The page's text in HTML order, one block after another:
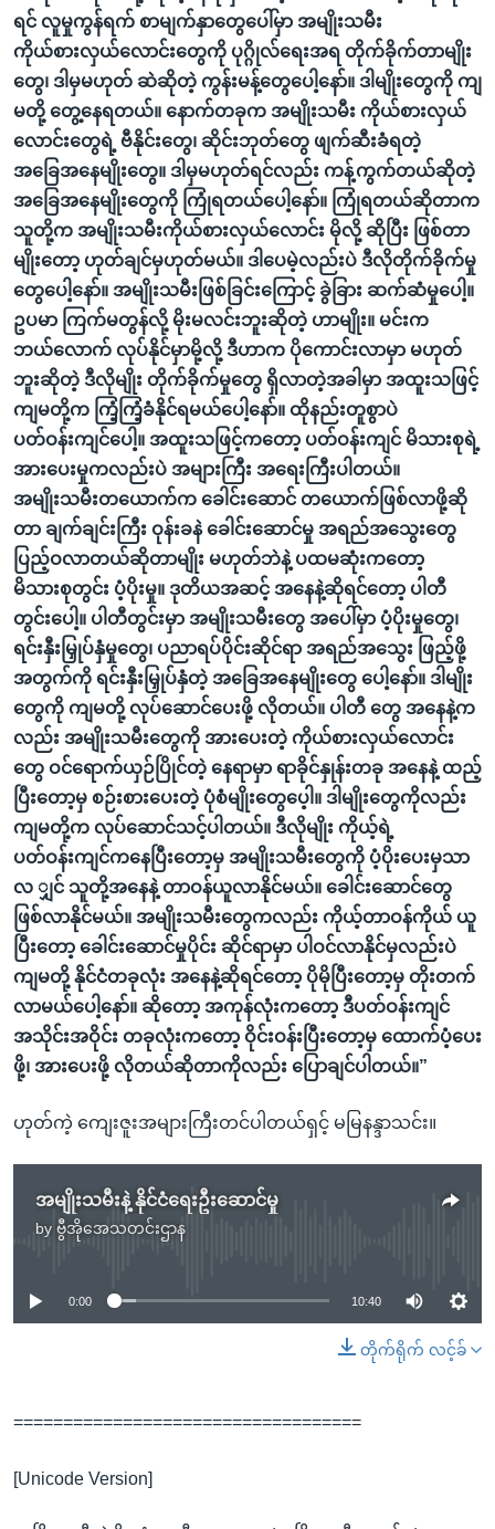
ရင် လူမှုကွန်ရက် စာမျက်နှာတွေပေါ်မှာ အမျိုးသမီး
ကိုယ်စားလှယ်လောင်းတွေကို ပုဂ္ဂိုလ်ရေးအရ တိုက်ခိုက်တာမျိုး
တွေ၊ ဒါမှမဟုတ် ဆဲဆိုတဲ့ ကွန်းမန့်တွေပေါ့နော်။ ဒါမျိုးတွေကို ကျ
မတို့ တွေ့နေရတယ်။ နောက်တခုက အမျိုးသမီး ကိုယ်စားလှယ်
လောင်းတွေရဲ့ ဗီနိုင်းတွေ၊ ဆိုင်းဘုတ်တွေ ဖျက်ဆီးခံရတဲ့
အခြေအနေမျိုးတွေ။ ဒါမှမဟုတ်ရင်လည်း ကန့်ကွက်တယ်ဆိုတဲ့
အခြေအနေမျိုးတွေကို ကြုံရတယ်ပေါ့နော်။ ကြုံရတယ်ဆိုတာက
သူတို့က အမျိုးသမီးကိုယ်စားလှယ်လောင်း မိုလို့ ဆိုပြီး ဖြစ်တာ
မျိုးတော့ ဟုတ်ချင်မှဟုတ်မယ်။ ဒါပေမဲ့လည်းပဲ ဒီလိုတိုက်ခိုက်မှု
တွေပေါ့နော်။ အမျိုးသမီးဖြစ်ခြင်းကြောင့် ခွဲခြား ဆက်ဆံမှုပေါ့။
ဥပမာ ကြက်မတွန်လို့ မိုးမလင်းဘူးဆိုတဲ့ ဟာမျိုး။ မင်းက
ဘယ်လောက် လုပ်နိုင်မှာမို့လို့ ဒီဟာက ပိုကောင်းလာမှာ မဟုတ်
ဘူးဆိုတဲ့ ဒီလိုမျိုး တိုက်ခိုက်မှုတွေ ရှိလာတဲ့အခါမှာ အထူးသဖြင့်
ကျမတို့က ကြံ့ကြံ့ခံနိုင်ရမယ်ပေါ့နော်။ ထိုနည်းတူစွာပဲ
ပတ်ဝန်းကျင်ပေါ့။ အထူးသဖြင့်ကတော့ ပတ်ဝန်းကျင် မိသားစုရဲ့
အားပေးမှုကလည်းပဲ အများကြီး အရေးကြီးပါတယ်။
အမျိုးသမီးတယောက်က ခေါင်းဆောင် တယောက်ဖြစ်လာဖို့ဆို
တာ ချက်ချင်းကြီး ဝုန်းခနဲ ခေါင်းဆောင်မှု အရည်အသွေးတွေ
ပြည့်ဝလာတယ်ဆိုတာမျိုး မဟုတ်ဘဲနဲ့ ပထမဆုံးကတော့
မိသားစုတွင်း ပံ့ပိုးမှု။ ဒုတိယအဆင့် အနေနဲ့ဆိုရင်တော့ ပါတီ
တွင်းပေါ့။ ပါတီတွင်းမှာ အမျိုးသမီးတွေ အပေါ်မှာ ပံ့ပိုးမှုတွေ၊
ရင်းနှီးမြှုပ်နှံမှုတွေ၊ ပညာရပ်ပိုင်းဆိုင်ရာ အရည်အသွေး ဖြည့်ဖို့
အတွက်ကို ရင်းနှီးမြှုပ်နှံတဲ့ အခြေအနေမျိုးတွေ ပေါ့နော်။ ဒါမျိုး
တွေကို ကျမတို့ လုပ်ဆောင်ပေးဖို့ လိုတယ်။ ပါတီ တွေ အနေနဲ့က
လည်း အမျိုးသမီးတွေကို အားပေးတဲ့ ကိုယ်စားလှယ်လောင်း
တွေ ဝင်ရောက်ယှဉ်ပြိုင်တဲ့ နေရာမှာ ရာခိုင်နှုန်းတခု အနေနဲ့ ထည့်
ပြီးတော့မှ စဉ်းစားပေးတဲ့ ပုံစံမျိုးတွေပေ့ါ။ ဒါမျိုးတွေကိုလည်း
ကျမတို့က လုပ်ဆောင်သင့်ပါတယ်။ ဒီလိုမျိုး ကိုယ့်ရဲ့
ပတ်ဝန်းကျင်ကနေပြီးတော့မှ အမျိုးသမီးတွေကို ပံ့ပိုးပေးမှသာ
လ ျှင် သူတို့အနေနဲ့ တာဝန်ယူလာနိုင်မယ်။ ခေါင်းဆောင်တွေ
ဖြစ်လာနိုင်မယ်။ အမျိုးသမီးတွေကလည်း ကိုယ့်တာဝန်ကိုယ် ယူ
ပြီးတော့ ခေါင်းဆောင်မှုပိုင်း ဆိုင်ရာမှာ ပါဝင်လာနိုင်မှလည်းပဲ
ကျမတို့ နိုင်ငံတခုလုံး အနေနဲ့ဆိုရင်တော့ ပိုမိုပြီးတော့မှ တိုးတက်
လာမယ်ပေါ့နော်။ ဆိုတော့ အကုန်လုံးကတော့ ဒီပတ်ဝန်းကျင်
အသိုင်းအဝိုင်း တခုလုံးကတော့ ဝိုင်းဝန်းပြီးတော့မှ ထောက်ပံ့ပေး
ဖို့၊ အားပေးဖို့ လိုတယ်ဆိုတာကိုလည်း ပြောချင်ပါတယ်။”
ဟုတ်ကဲ့ ကျေးဇူးအများကြီးတင်ပါတယ်ရှင့် မမြနန္ဒာသင်း။
အမျိုးသမီးနဲ့ နိုင်ငံရေးဦးဆောင်မှု
by ဗွီအိုအေသတင်းဌာန
No media source currently available
0:00 10:40
တိုက်ရိုက် လင့်ခ်
===================================
[Unicode Version]